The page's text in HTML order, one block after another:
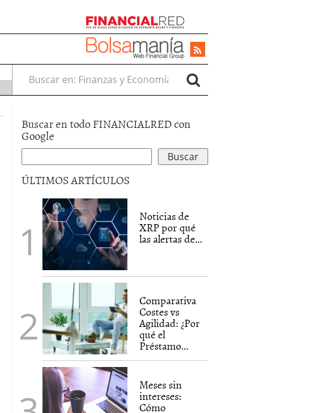
Buscar en:
Buscar en todo FINANCIALRED con
Google
ÚLTIMOS ARTÍCULOS
Noticias de
XRP por qué
las alertas de...
Comparativa
Costes vs
Agilidad: ¿Por
qué el
Préstamo...
Meses sin
intereses:
Cómo